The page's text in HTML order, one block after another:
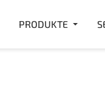
PRODUKTE